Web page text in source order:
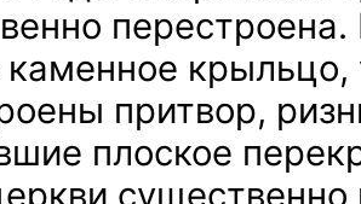
каменное
притвор,
плоское
существенно